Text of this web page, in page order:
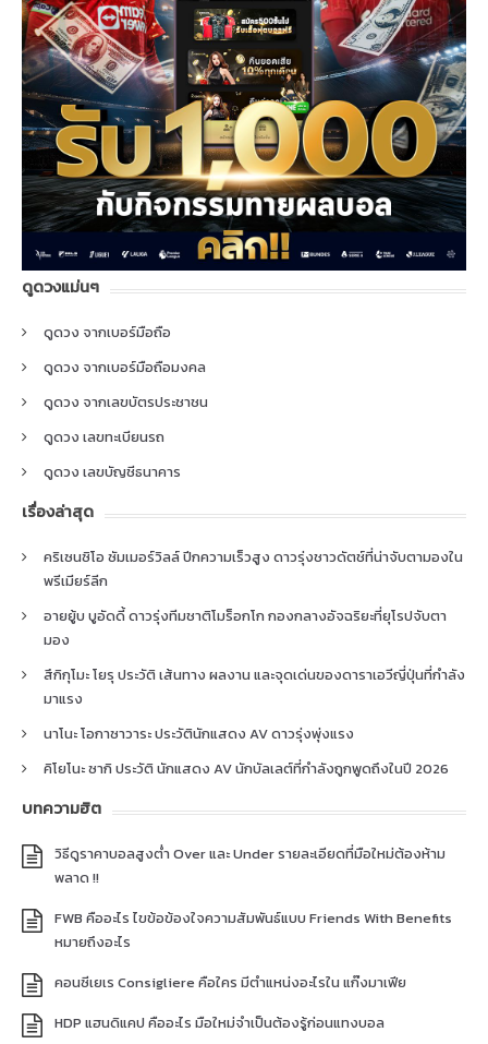
ดูดวงแม่นๆ
ดูดวง จากเบอร์มือถือ
ดูดวง จากเบอร์มือถือมงคล
ดูดวง จากเลขบัตรประชาชน
ดูดวง เลขทะเบียนรถ
ดูดวง เลขบัญชีธนาคาร
เรื่องล่าสุด
คริเซนซิโอ ซัมเมอร์วิลล์ ปีกความเร็วสูง ดาวรุ่งชาวดัตช์ที่น่าจับตามองใน
พรีเมียร์ลีก
อายยู้บ บูอัดดี้ ดาวรุ่งทีมชาติโมร็อกโก กองกลางอัจฉริยะที่ยุโรปจับตา
มอง
สึกิกุโมะ โยรุ ประวัติ เส้นทาง ผลงาน และจุดเด่นของดาราเอวีญี่ปุ่นที่กำลัง
มาแรง
นาโนะ โอกาซาวาระ ประวัตินักแสดง AV ดาวรุ่งพุ่งแรง
คิโยโนะ ซากิ ประวัติ นักแสดง AV นักบัลเลต์ที่กำลังถูกพูดถึงในปี 2026
บทความฮิต
วิธีดูราคาบอลสูงต่ำ Over และ Under รายละเอียดที่มือใหม่ต้องห้าม
พลาด !!
FWB คืออะไร ไขข้อข้องใจความสัมพันธ์แบบ Friends With Benefits
หมายถึงอะไร
คอนซีเยเร Consigliere คือใคร มีตำแหน่งอะไรใน แก๊งมาเฟีย
HDP แฮนดิแคป คืออะไร มือใหม่จำเป็นต้องรู้ก่อนแทงบอล